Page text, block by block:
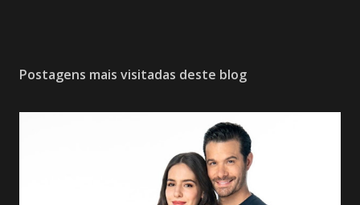
Postagens mais visitadas deste blog